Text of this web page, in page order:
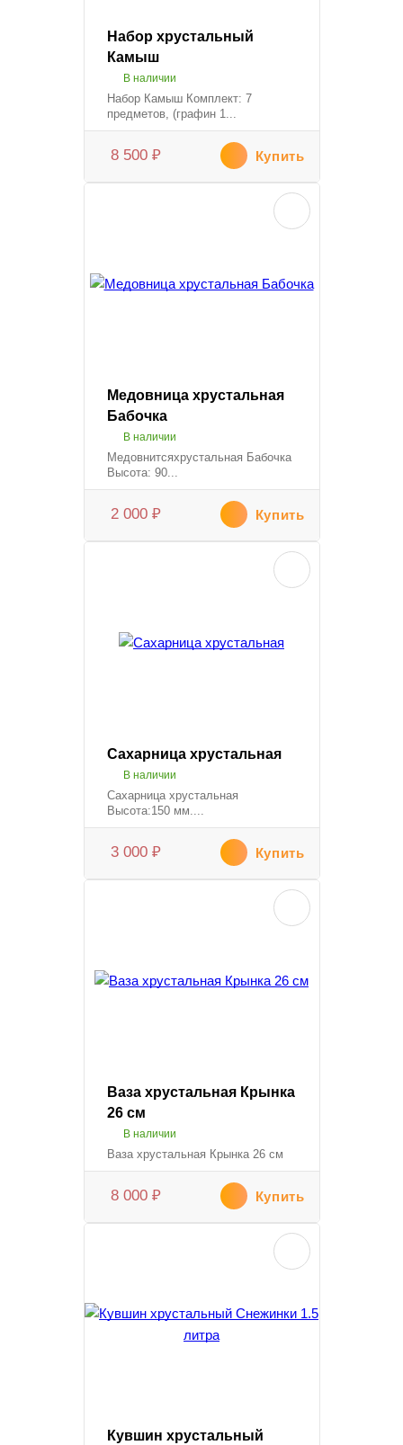
Набор хрустальный
Камыш
В наличии
Набор Камыш Комплект: 7
предметов, (графин 1...
8 500 ₽ Купить
Медовница хрустальная
Бабочка
В наличии
Медовнитсяхрустальная Бабочка
Высота: 90...
2 000 ₽ Купить
Сахарница хрустальная
В наличии
Сахарница хрустальная
Высота:150 мм....
3 000 ₽ Купить
Ваза хрустальная Крынка
26 см
В наличии
Ваза хрустальная Крынка 26 см
8 000 ₽ Купить
Кувшин хрустальный